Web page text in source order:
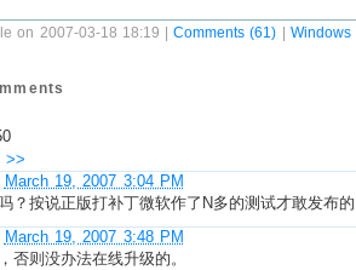
on 2007-03-18 18:19 |Comments (61) | Windows
>>
March 19, 2007 3:04 PM
？按说正版打补丁微软作了N多的测试才敢发布
March 19, 2007 3:48 PM
否则没办法在线升级的。